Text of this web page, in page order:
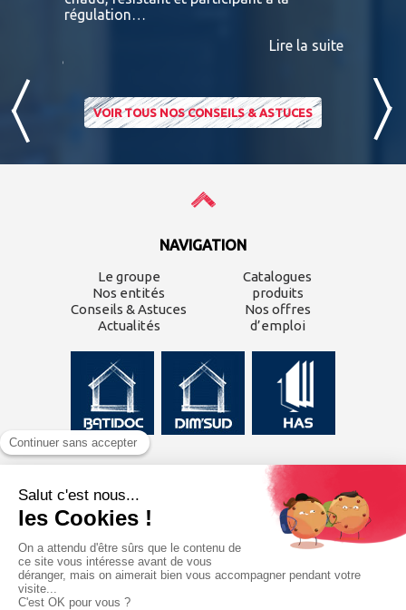
la suite
régulation…
Lire la suite
VOIR TOUS NOS CONSEILS & ASTUCES
NAVIGATION
Le groupe
Nos entités
Conseils & Astuces
Actualités
Catalogues
produits
Nos offres
d’emploi
Inscrivez-vous à newsletter
J'ai lu et j'accepte les